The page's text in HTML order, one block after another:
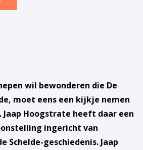
wil bewonderen die De
moet eens een kijkje nemen
Jaap Hoogstrate heeft daar een
ingericht van
Schelde-geschiedenis. Jaap